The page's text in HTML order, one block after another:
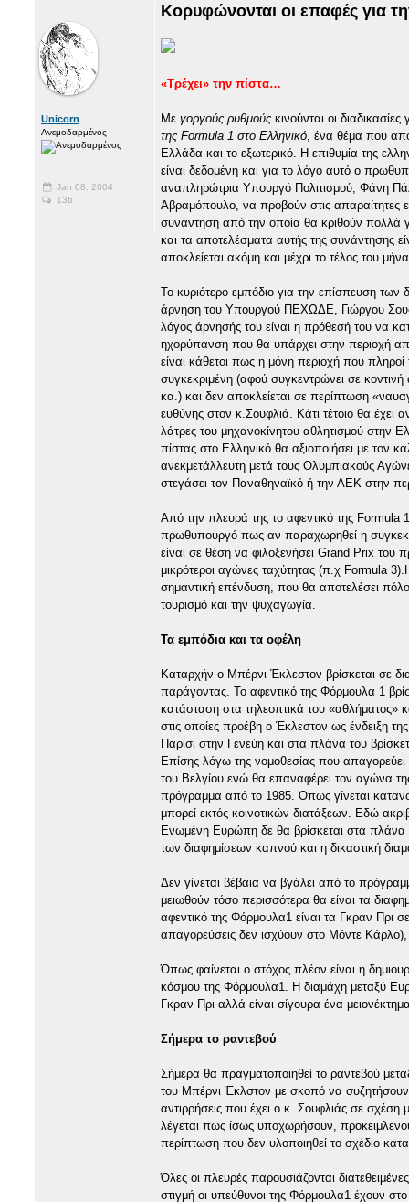
Unicorn
Ανεμοδαρμένος
Jan 08, 2004
136
Κορυφώνονται οι επαφές για
«Τρέχει» την πίστα…
Με γοργούς ρυθμούς κινούνται οι
της Formula 1 στο Ελληνικό , ένα θέμα που
Ελλάδα και το εξωτερικό. Η επιθυμία της
είναι δεδομένη και για το λόγο αυτό ο
αναπληρώτρια Υπουργό Πολιτισμού, Φάνη
Αβραμόπουλο, να προβούν στις απαραίτητες
συνάντηση από την οποία θα κριθούν πολλά
και τα αποτελέσματα αυτής της συνάντησης
αποκλείεται ακόμη και μέχρι το τέλος του
Το κυριότερο εμπόδιο για την επίσπευση
άρνηση του Υπουργού ΠΕΧΩΔΕ, Γιώργου
λόγος άρνησής του είναι η πρόθεσή του να
ηχορύπανση που θα υπάρχει στην περιοχή
είναι κάθετοι πως η μόνη περιοχή που
συγκεκριμένη (αφού συγκεντρώνει σε
κα.) και δεν αποκλείεται σε περίπτωση
ευθύνης στον κ.Σουφλιά. Κάτι τέτοιο θα έχει
λάτρες του μηχανοκίνητου αθλητισμού στην
πίστας στο Ελληνικό θα αξιοποιήσει με τον
ανεκμετάλλευτη μετά τους Ολυμπιακούς
στεγάσει τον Παναθηναϊκό ή την ΑΕΚ στην
Από την πλευρά της το αφεντικό της Formula
πρωθυπουργό πως αν παραχωρηθεί η
είναι σε θέση να φιλοξενήσει Grand Prix του
μικρότεροι αγώνες ταχύτητας (π.χ Formula
σημαντική επένδυση, που θα αποτελέσει πόλο
τουρισμό και την ψυχαγωγία.
Τα εμπόδια και τα οφέλη
Καταρχήν ο Μπέρνι Έκλεστον βρίσκεται σε
παράγοντας. Το αφεντικό της Φόρμουλα 1
κατάσταση στα τηλεοπτικά του «αθλήματος»
στις οποίες προέβη ο Έκλεστον ως ένδειξη
Παρίσι στην Γενεύη και στα πλάνα του
Επίσης λόγω της νομοθεσίας που
του Βελγίου ενώ θα επαναφέρει τον αγώνα
πρόγραμμα από το 1985. Όπως γίνεται
μπορεί εκτός κοινοτικών διατάξεων. Εδώ
Ενωμένη Ευρώπη δε θα βρίσκεται στα πλάνα
των διαφημίσεων καπνού και η δικαστική
Δεν γίνεται βέβαια να βγάλει από το
μειωθούν τόσο περισσότερα θα είναι τα
αφεντικό της Φόρμουλα1 είναι τα Γκραν Πρι
απαγορεύσεις δεν ισχύουν στο Μόντε Κάρλο),
Όπως φαίνεται ο στόχος πλέον είναι η
κόσμου της Φόρμουλα1. Η διαμάχη μεταξύ
Γκραν Πρι αλλά είναι σίγουρα ένα
Σήμερα το ραντεβού
Σήμερα θα πραγματοποιηθεί το ραντεβού
του Μπέρνι Έκλστον με σκοπό να συζητήσουν
αντιρρήσεις που έχει ο κ. Σουφλιάς σε σχέση
λέγεται πως ίσως υποχωρήσουν,
περίπτωση που δεν υλοποιηθεί το σχέδιο
Όλες οι πλευρές παρουσιάζονται
στιγμή οι υπεύθυνοι της Φόρμουλα1 έχουν